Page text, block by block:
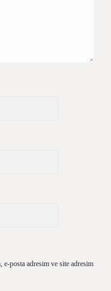
e-posta adresim ve site adresim